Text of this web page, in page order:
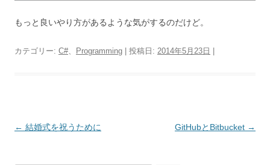
もっと良いやり方があるような気がするのだけど。
カテゴリー: C#、 Programming | 投稿日: 2014年5月23日
投
← 結婚式を祝うために GitHubとBitbucket →